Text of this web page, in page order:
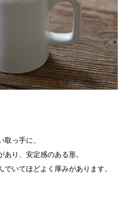
取っ手に、
り、安定感のある形。
いてほどよく厚みがあります。